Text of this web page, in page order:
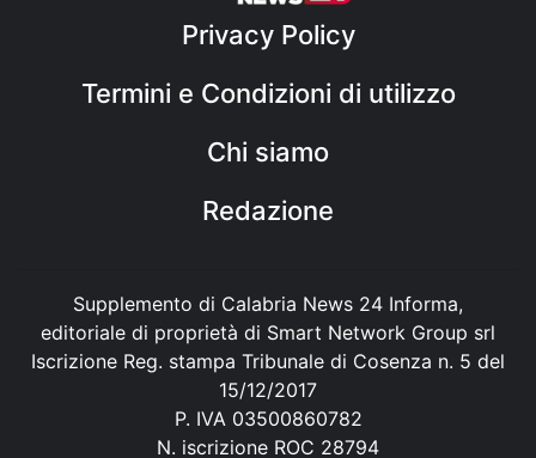
Privacy Policy
Termini e Condizioni di utilizzo
Chi siamo
Redazione
Supplemento di Calabria News 24 Informa,
editoriale di proprietà di Smart Network Group srl
Iscrizione Reg. stampa Tribunale di Cosenza n. 5 del
15/12/2017
P. IVA 03500860782
N. iscrizione ROC 28794